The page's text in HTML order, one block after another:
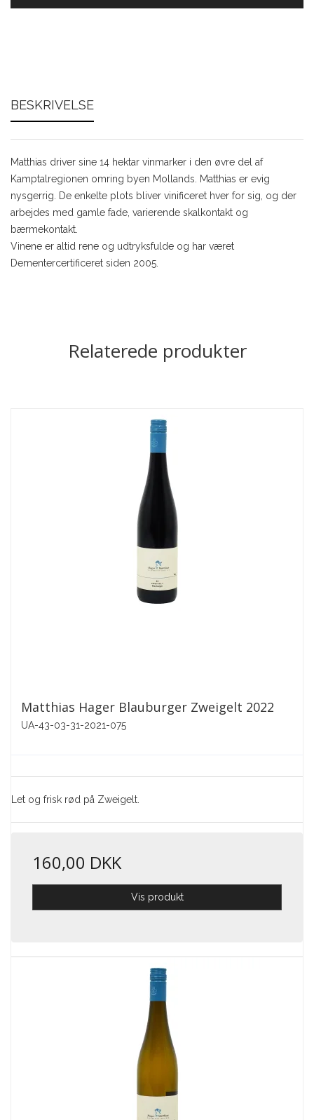
BESKRIVELSE
Matthias driver sine 14 hektar vinmarker i den øvre del af
Kamptalregionen omring byen Mollands. Matthias er evig
nysgerrig. De enkelte plots bliver vinificeret hver for sig, og der
arbejdes med gamle fade, varierende skalkontakt og
bærmekontakt.
Vinene er altid rene og udtryksfulde og har været
Dementercertificeret siden 2005.
Relaterede produkter
Matthias Hager Blauburger Zweigelt 2022
UA-43-03-31-2021-075
Let og frisk rød på Zweigelt.
160,00 DKK
Vis produkt